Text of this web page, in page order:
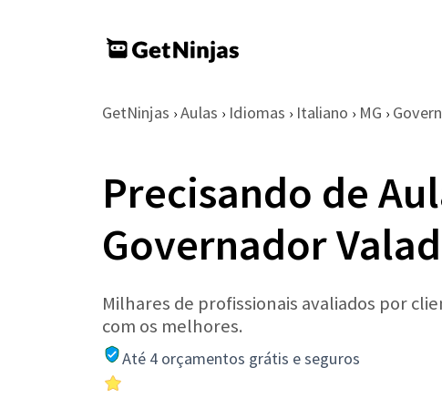
GetNinjas › Aulas › Idiomas › Italiano › MG ›
Precisando de
Governador
Milhares de profissionais avaliados por
com os melhores.
Até 4 orçamentos grátis e seguros